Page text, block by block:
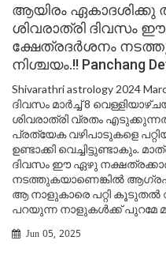
ആയിരം ഏകാദശിക്കു
ശിവരാത്രി ദിവസം
ക്ഷേത്രദർശനം
നിശ്ചയം.!! Panchang
Shivarathri astrology 2024
ദിവസം മാർച്ച് 8
ശിവരാത്രി വ്രതം
പ്രത്യേക വഴിപാടുകളെ
ഉണ്ടാക്കി വെച്ചിട്ടുണ്ടാകും.
ദിവസം ഈ ഏഴു
നടത്തുകയാണെങ്കിൽ
ആ നാളുകാരെ പറ്റി കൂടുതൽ
പറയുന്ന നാളുകൾക്ക് പുറമേ
Jun 05, 2025